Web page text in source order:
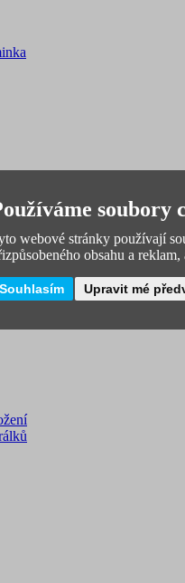
soubory
webové stránky používají
obsahu a
Souhlasím Upravit mé